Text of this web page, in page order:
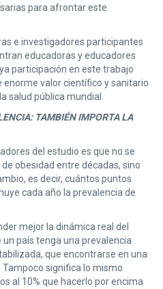
para afrontar este
e investigadores participantes
educadoras y educadores
participación en este trabajo
valor científico y sanitario
salud pública mundial.
TAMBIÉN IMPORTA LA
del estudio es que no se
obesidad entre décadas, sino
es decir, cuántos puntos
cada año la prevalencia de
mejor la dinámica real del
país tenga una prevalencia
que encontrarse en una
significa lo mismo
al 10% que hacerlo por encima